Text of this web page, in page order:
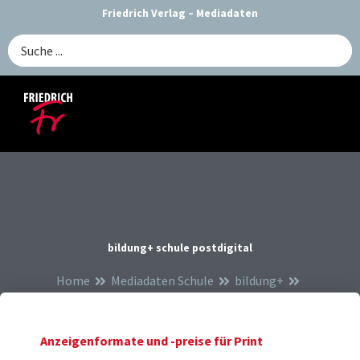
springen
Friedrich Verlag – Mediadaten
Search
...
bildung+ schule postdigital
Home Mediadaten Schule
bildung+
Anzeigenformate und -preise für Print